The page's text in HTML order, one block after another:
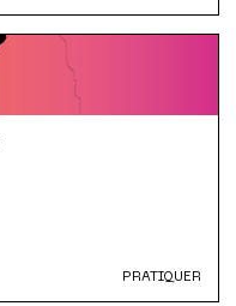
PRATIQUER